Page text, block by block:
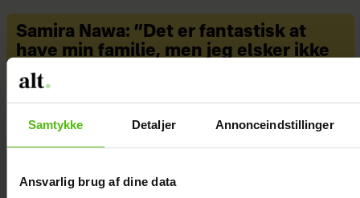
Samtykke Detaljer Annonceindstillinger
Ansvarlig brug af dine data
Samira Nawa: ”Det er fantastisk at
have min familie, men jeg elsker ikke
moderskabet”